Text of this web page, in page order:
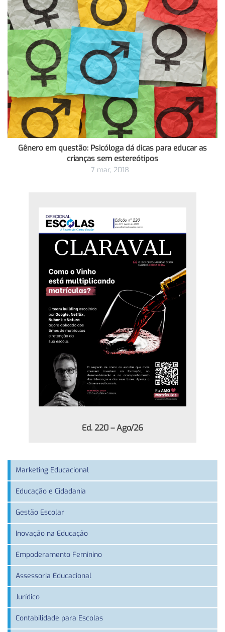
Gênero em questão: Psicóloga dá dicas para educar as
crianças sem estereótipos
7 mar, 2018
Ed. 220 – Ago/26
Marketing Educacional
Educação e Cidadania
Gestão Escolar
Inovação na Educação
Empoderamento Feminino
Assessoria Educacional
Jurídico
Contabilidade para Escolas